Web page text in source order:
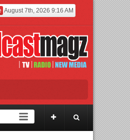
August 7th, 2026 9:16 AM
Afan Hadirkan Hipdut Modern